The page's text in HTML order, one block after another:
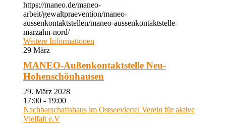
https://maneo.de/maneo-
arbeit/gewaltpraevention/maneo-
aussenkontaktstellen/maneo-aussenkontaktstelle-
marzahn-nord/
Weitere Informationen
29 März
MANEO-Außenkontaktstelle Neu-
Hohenschönhausen
29. März 2028
17:00 - 19:00
Nachbarschaftshaus im Ostseeviertel Verein für aktive
Vielfalt e.V